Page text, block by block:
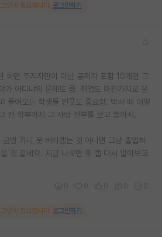
인이 필요합니다. 로그인하기
하면 주저자만이 아닌 공저자 포함 10개면 그
가 어디냐의 문제도 큼. 취업도 마찬가지로 분
들어오는 학생들 인풋도 중요함. 박사 때 어떻
전 학부까지 그 사람 전부를 보고 뽑아서.
방 가니 못 버티겠는 것 아니면 그냥 졸업하
것 같네요. 지금 나오면 또 랩 다시 알아보고
인이 필요합니다. 로그인하기